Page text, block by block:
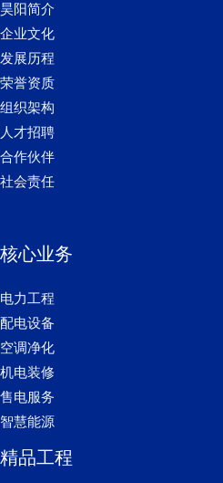
昊阳简介
企业文化
发展历程
荣誉资质
组织架构
人才招聘
合作伙伴
社会责任
核心业务
电力工程
配电设备
空调净化
机电装修
售电服务
智慧能源
精品工程